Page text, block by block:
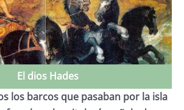
El dios Hades
los barcos que pasaban por la isla